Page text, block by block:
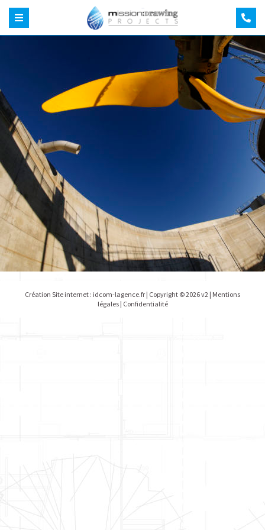
Création Site internet : idcom-lagence.fr | Copyright © 2026 v2 | Mentions
légales| Confidentialité